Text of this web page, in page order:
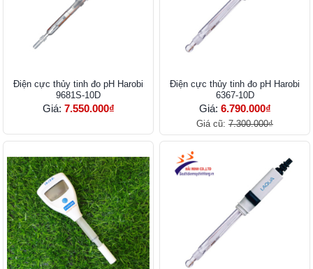
Điện cực thủy tinh đo pH Harobi
9681S-10D
Giá: 7.550.000₫
Điện cực thủy tinh đo pH Harobi
6367-10D
Giá: 6.790.000₫
Giá cũ: 7.300.000₫